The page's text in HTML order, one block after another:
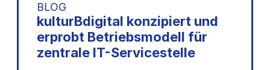
BLOG
kulturBdigital konzipiert und
erprobt Betriebsmodell für
zentrale IT-Servicestelle